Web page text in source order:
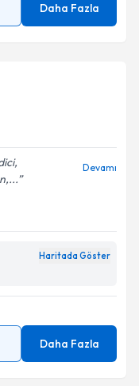
Daha Fazla
Devamı
Haritada Göster
Daha Fazla